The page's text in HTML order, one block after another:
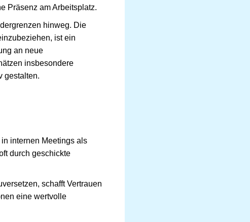
Präsenz am Arbeitsplatz.
hinweg. Die
ist ein
an neue
insbesondere
gestalten.
internen Meetings als
durch geschickte
schafft Vertrauen
eine wertvolle